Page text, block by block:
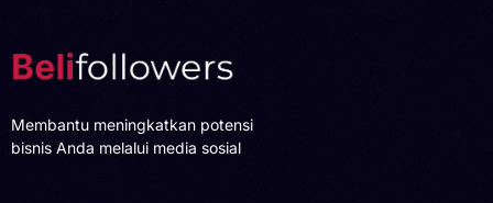
Membantu meningkatkan potensi
bisnis Anda melalui media sosial